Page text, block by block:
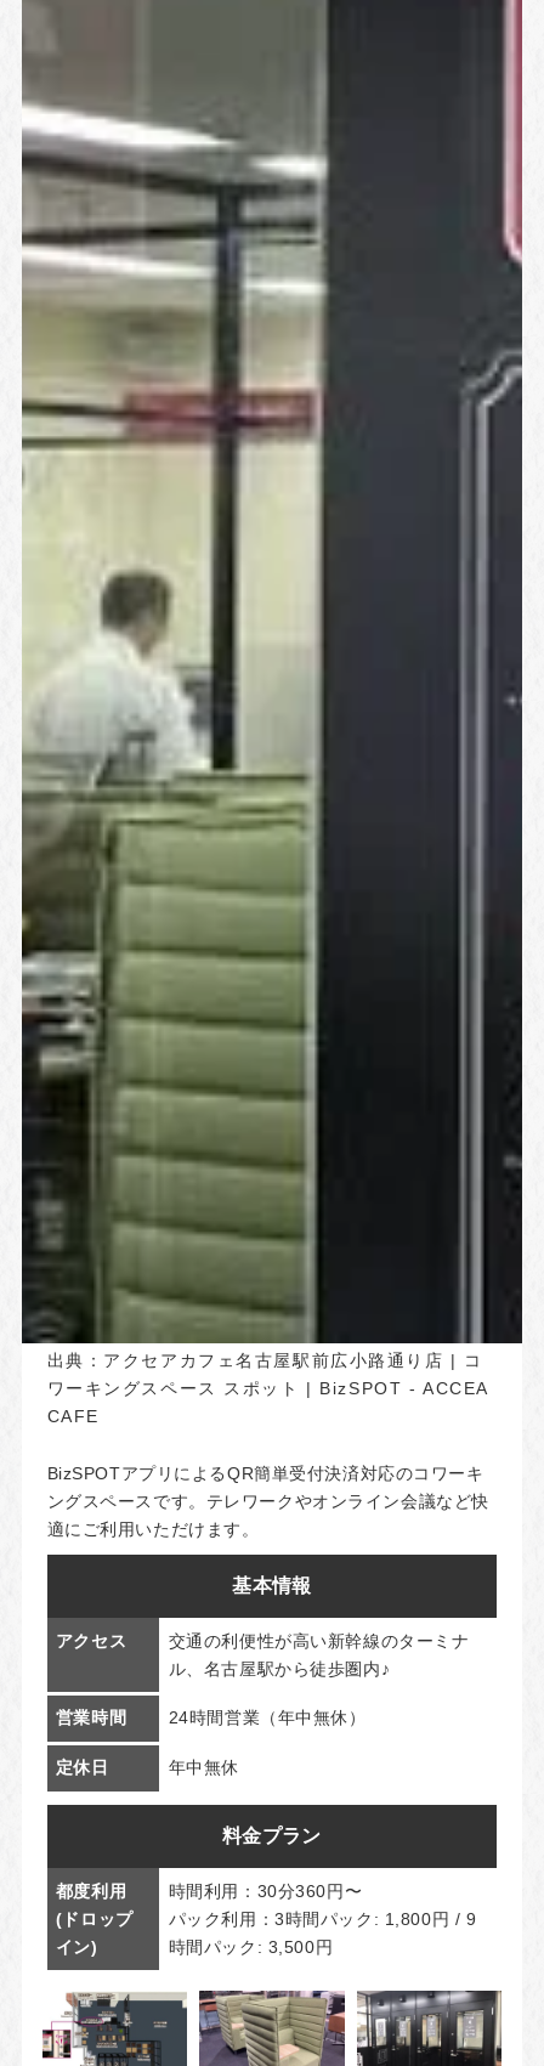
出典： アクセアカフェ名古屋駅前広小路通り店 | コ
ワーキングスペース スポット | BizSPOT - ACCEA
CAFE
BizSPOTアプリによるQR簡単受付決済対応のコワーキ
ングスペースです。テレワークやオンライン会議など快
適にご利用いただけます。
基本情報
アクセス
交通の利便性が高い新幹線のターミナ
ル、名古屋駅から徒歩圏内♪
営業時間 24時間営業（年中無休）
定休日 年中無休
料金プラン
都度利用
(ドロップ
イン)
時間利用：30分360円〜
パック利用：3時間パック: 1,800円 / 9
時間パック: 3,500円